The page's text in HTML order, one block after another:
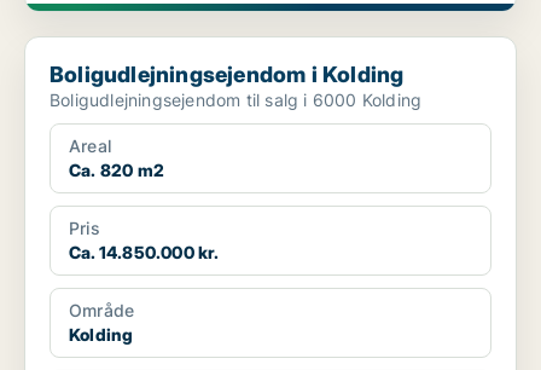
Boligudlejningsejendom i Kolding
Boligudlejningsejendom i Kolding
Boligudlejningsejendom til salg i 6000 Kolding
Areal
Ca. 820 m2
Pris
Ca. 14.850.000 kr.
Område
Kolding